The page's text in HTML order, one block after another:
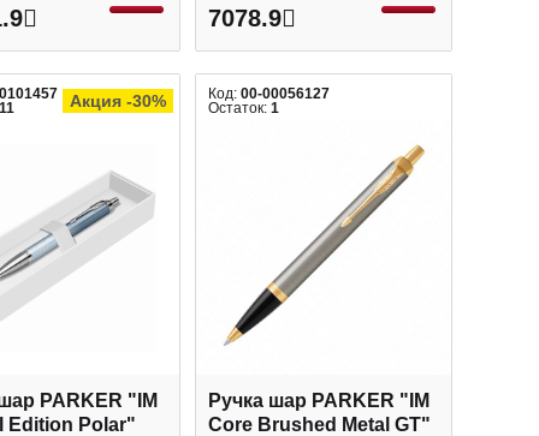
7078.9
Акция -30%
PARKER "IM
Edition Polar"
Код: 00-00056127
Остаток: 1
Ручка шар PARKER "IM
Core Brushed Metal GT"